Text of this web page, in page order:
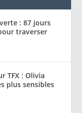
: 87 jours
traverser
TFX : Olivia
plus sensibles